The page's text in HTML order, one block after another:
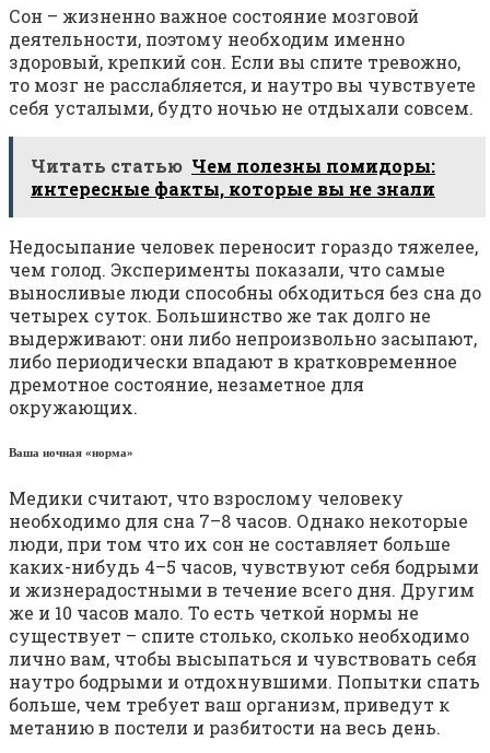
Сон – жизненно важное состояние мозговой
деятельности, поэтому необходим именно
здоровый, крепкий сон. Если вы спите тревожно,
то мозг не расслабляется, и наутро вы чувствуете
себя усталыми, будто ночью не отдыхали совсем.
Читать статью Чем полезны помидоры:
интересные факты, которые вы не знали
Недосыпание человек переносит гораздо тяжелее,
чем голод. Эксперименты показали, что самые
выносливые люди способны обходиться без сна до
четырех суток. Большинство же так долго не
выдерживают: они либо непроизвольно засыпают,
либо периодически впадают в кратковременное
дремотное состояние, незаметное для
окружающих.
Ваша ночная «норма»
Медики считают, что взрослому человеку
необходимо для сна 7–8 часов. Однако некоторые
люди, при том что их сон не составляет больше
каких-нибудь 4–5 часов, чувствуют себя бодрыми
и жизнерадостными в течение всего дня. Другим
же и 10 часов мало. То есть четкой нормы не
существует – спите столько, сколько необходимо
лично вам, чтобы высыпаться и чувствовать себя
наутро бодрыми и отдохнувшими. Попытки спать
больше, чем требует ваш организм, приведут к
метанию в постели и разбитости на весь день.